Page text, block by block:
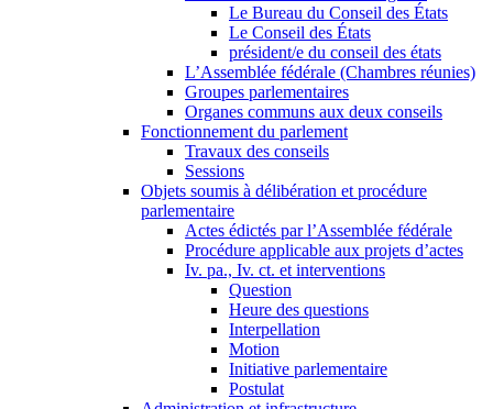
Le Bureau du Conseil des États
Le Conseil des États
président/e du conseil des états
L’Assemblée fédérale (Chambres réunies)
Groupes parlementaires
Organes communs aux deux conseils
Fonctionnement du parlement
Travaux des conseils
Sessions
Objets soumis à délibération et procédure
parlementaire
Actes édictés par l’Assemblée fédérale
Procédure applicable aux projets d’actes
Iv. pa., Iv. ct. et interventions
Question
Heure des questions
Interpellation
Motion
Initiative parlementaire
Postulat